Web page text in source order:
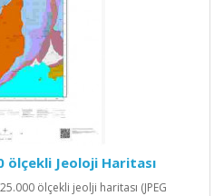
ölçekli Jeoloji Haritası
ölçekli jeolji haritası (JPEG